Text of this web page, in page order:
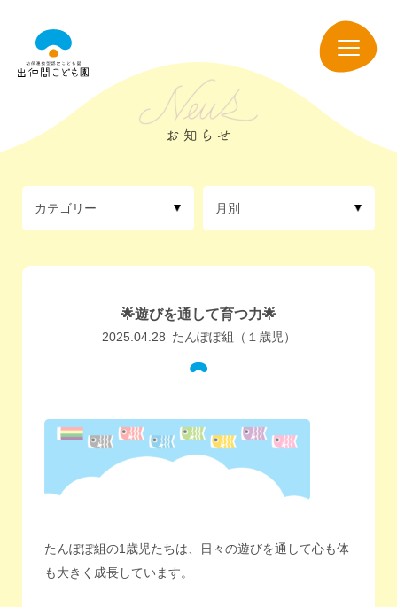
間
カテゴリー 月別
🌟遊びを通して育つ力🌟
2025.04.28 たんぽぽ組（１歳児）
たんぽぽ組の1歳児たちは、日々の遊びを通して心も体
も大きく成長しています。